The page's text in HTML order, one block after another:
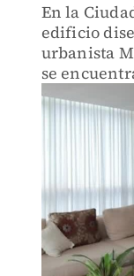
En la
edificio
urbanista
se
habitantes.